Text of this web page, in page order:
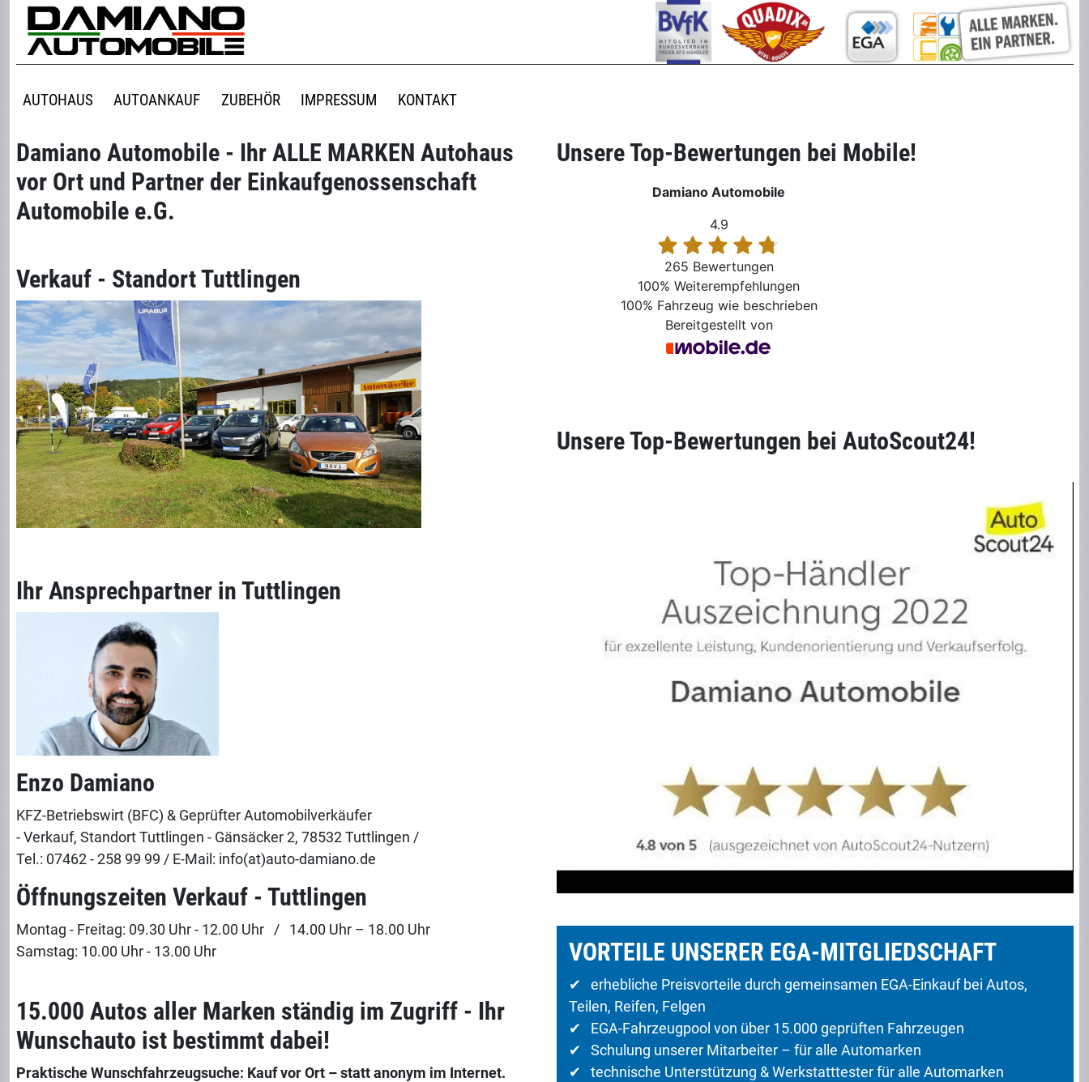
AUTOHAUS AUTOANKAUF ZUBEHÖR IMPRESSUM KONTAKT
Damiano Automobile - Ihr ALLE MARKEN Autohaus
vor Ort und Partner der Einkaufgenossenschaft
Automobile e.G.
Verkauf - Standort Tuttlingen
Ihr Ansprechpartner in Tuttlingen
Enzo Damiano
KFZ-Betriebswirt (BFC) & Geprüfter Automobilverkäufer
- Verkauf, Standort Tuttlingen - Gänsäcker 2, 78532 Tuttlingen /
Tel.: 07462 - 258 99 99 / E-Mail: info(at)auto-damiano.de
Öffnungszeiten Verkauf - Tuttlingen
Montag - Freitag: 09.30 Uhr - 12.00 Uhr / 14.00 Uhr – 18.00 Uhr
Samstag: 10.00 Uhr - 13.00 Uhr
15.000 Autos aller Marken ständig im Zugriff - Ihr
Wunschauto ist bestimmt dabei!
Praktische Wunschfahrzeugsuche: Kauf vor Ort – statt anonym im Internet.
Unsere Top-Bewertungen bei Mobile!
Damiano Automobile
4.9
265 Bewertungen
100% Weiterempfehlungen
100% Fahrzeug wie beschrieben
Bereitgestellt von
Unsere Top-Bewertungen bei AutoScout24!
VORTEILE UNSERER EGA-MITGLIEDSCHAFT
✔ erhebliche Preisvorteile durch gemeinsamen EGA-Einkauf bei Autos,
Teilen, Reifen, Felgen
✔ EGA-Fahrzeugpool von über 15.000 geprüften Fahrzeugen
✔ Schulung unserer Mitarbeiter – für alle Automarken
✔ technische Unterstützung & Werkstatttester für alle Automarken